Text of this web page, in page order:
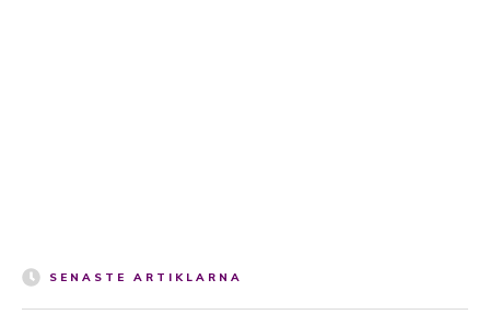
SENASTE ARTIKLARNA